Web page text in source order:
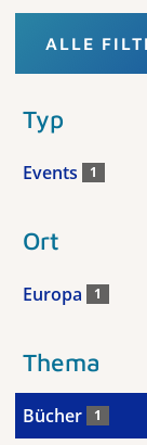
ALLE
Typ
Events 1
Ort
Europa 1
Thema
Bücher 1